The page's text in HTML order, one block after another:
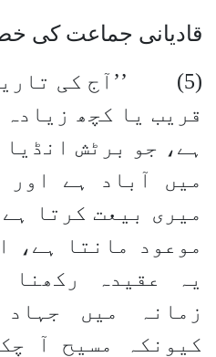
قادیانی جماعت کی
(5) ’’آج کی
قریب یا کچھ
ہے، جو برٹش
میں آباد ہے اور
میری بیعت کرتا
موعود مانتا ہے،
یہ عقیدہ
زمانہ میں
کیونکہ مسیح آ